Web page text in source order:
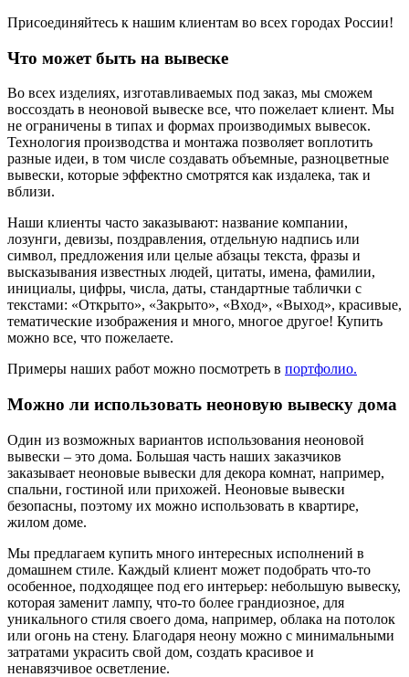
Присоединяйтесь к нашим клиентам во всех городах России!
Что может быть на вывеске
Во всех изделиях, изготавливаемых под заказ, мы сможем
воссоздать в неоновой вывеске все, что пожелает клиент. Мы
не ограничены в типах и формах производимых вывесок.
Технология производства и монтажа позволяет воплотить
разные идеи, в том числе создавать объемные, разноцветные
вывески, которые эффектно смотрятся как издалека, так и
вблизи.
Наши клиенты часто заказывают: название компании,
лозунги, девизы, поздравления, отдельную надпись или
символ, предложения или целые абзацы текста, фразы и
высказывания известных людей, цитаты, имена, фамилии,
инициалы, цифры, числа, даты, стандартные таблички с
текстами: «Открыто», «Закрыто», «Вход», «Выход», красивые,
тематические изображения и много, многое другое! Купить
можно все, что пожелаете.
Примеры наших работ можно посмотреть в портфолио.
Можно ли использовать неоновую вывеску дома
Один из возможных вариантов использования неоновой
вывески – это дома. Большая часть наших заказчиков
заказывает неоновые вывески для декора комнат, например,
спальни, гостиной или прихожей. Неоновые вывески
безопасны, поэтому их можно использовать в квартире,
жилом доме.
Мы предлагаем купить много интересных исполнений в
домашнем стиле. Каждый клиент может подобрать что-то
особенное, подходящее под его интерьер: небольшую вывеску,
которая заменит лампу, что-то более грандиозное, для
уникального стиля своего дома, например, облака на потолок
или огонь на стену. Благодаря неону можно с минимальными
затратами украсить свой дом, создать красивое и
ненавязчивое осветление.